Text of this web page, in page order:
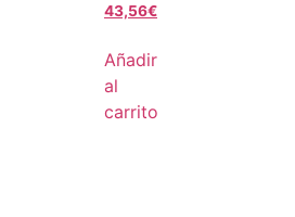
43,56€
Añadir
al
carrito